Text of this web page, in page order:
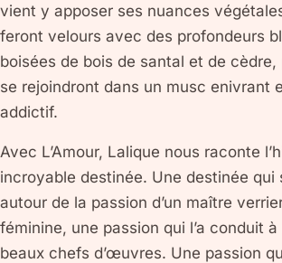
vient y apposer ses nuances
feront velours avec des profondeurs
boisées de bois de santal et de cèdre,
se rejoindront dans un musc enivrant
addictif.
Avec L’Amour, Lalique nous raconte
incroyable destinée. Une destinée qui
autour de la passion d’un maître
féminine, une passion qui l’a conduit
beaux chefs d’œuvres. Une passion